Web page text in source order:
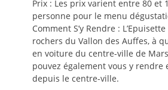
Prix : Les prix varient entre 80 et
personne pour le menu
Comment S’y Rendre :
rochers du Vallon des Auffes, à
en voiture du centre-ville de
pouvez également vous y rendre
depuis le centre-ville.